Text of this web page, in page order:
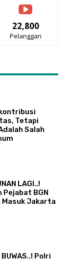
22,800
Pelanggan
Tetapi
Salah
LAGI..!
BGN
Masuk Jakarta
BUWAS..! Polri